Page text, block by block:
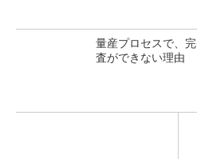
量産プロセスで、
査ができない理由